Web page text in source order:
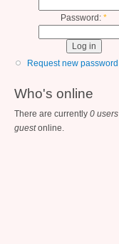
Password: *
Request new password
Who's online
There are currently 0 users
guestonline.